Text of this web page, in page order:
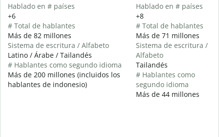
Hablado en # países
+6
# Total de hablantes
Más de 82 millones
Sistema de escritura / Alfabeto
Latino / Árabe / Tailandés
# Hablantes como segundo idioma
Más de 200 millones (incluidos los
hablantes de indonesio)
Hablado en # países
+8
# Total de hablantes
Más de 71 millones
Sistema de escritura /
Alfabeto
Tailandés
# Hablantes como
segundo idioma
Más de 44 millones